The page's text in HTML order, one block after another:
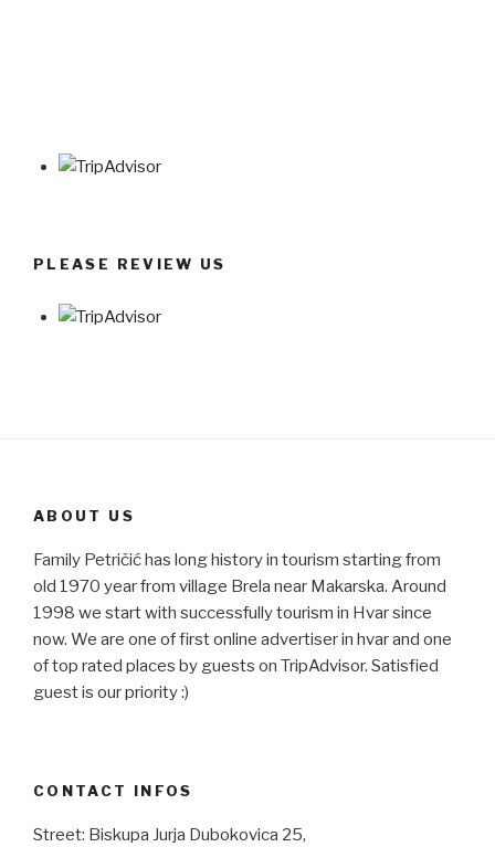
PLEASE REVIEW US
ABOUT US
Family Petričić has long history in tourism starting from
old 1970 year from village Brela near Makarska. Around
1998 we start with successfully tourism in Hvar since
now. We are one of first online advertiser in hvar and one
of top rated places by guests on TripAdvisor. Satisfied
guest is our priority :)
CONTACT INFOS
Street: Biskupa Jurja Dubokovica 25,